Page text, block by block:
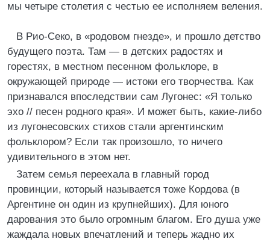
мы четыре столетия с честью ее исполняем веления.
В Рио-Секо, в «родовом гнезде», и прошло детство
будущего поэта. Там — в детских радостях и
горестях, в местном песенном фольклоре, в
окружающей природе — истоки его творчества. Как
признавался впоследствии сам Лугонес: «Я только
эхо // песен родного края». И может быть, какие-либо
из лугонесовских стихов стали аргентинским
фольклором? Если так произошло, то ничего
удивительного в этом нет.
Затем семья переехала в главный город
провинции, который называется тоже Кордова (в
Аргентине он один из крупнейших). Для юного
дарования это было огромным благом. Его душа уже
жаждала новых впечатлений и теперь жадно их